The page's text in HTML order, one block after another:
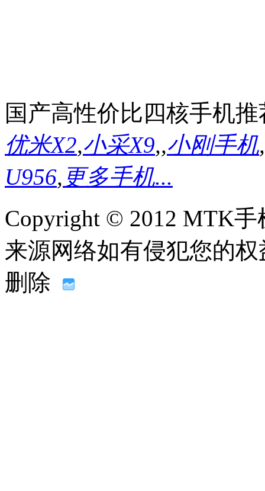
国产高性价比四核手机推
优米X2,小采X9,,小刚手机,
U956, 更多手机...
Copyright © 2012 MTK
来源网络如有侵犯您的
删除